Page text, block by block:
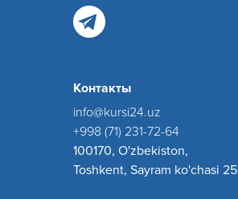
Контакты
info@kursi24.uz
+998 (71) 231-72-64
100170, O'zbekiston,
Toshkent, Sayram ko'chasi 25